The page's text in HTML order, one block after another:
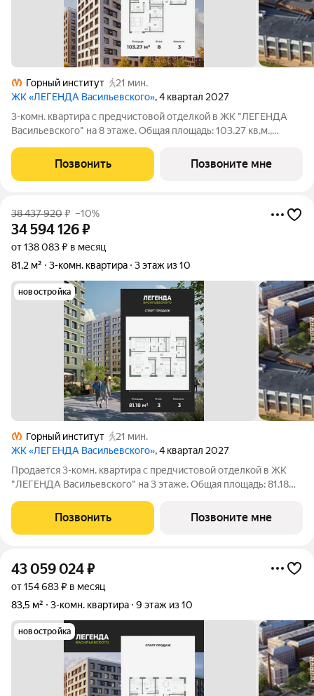
Горный институт
21 мин.
ЖК «ЛЕГЕНДА Васильевского», 4 квартал 2027
3-комн. квартира с предчистовой отделкой в ЖК "ЛЕГЕНДА
Васильевского" на 8 этаже. Общая площадь: 103.27 кв.м.,
кв.м. Квартира - распашонка, очень светлая, без проходных
комнат, планировка
Позвонить Позвоните мне
38 437 920₽ –10%
34 594 126₽
от 138 083 ₽ в месяц
81,2 м²
3-комн. квартира 3 этаж из 10
новостройка
Горный институт
21 мин.
ЖК «ЛЕГЕНДА Васильевского», 4 квартал 2027
Продается 3-комн. квартира с предчистовой отделкой в ЖК
"ЛЕГЕНДА Васильевского" на 3 этаже. Общая площадь: 81.18
21.59 кв.м. Угловая квартира, идеально подойдет любителям
тишины и
Позвонить Позвоните мне
43 059 024₽
от 154 683 ₽ в месяц
83,5 м²
3-комн. квартира 9 этаж из 10
новостройка